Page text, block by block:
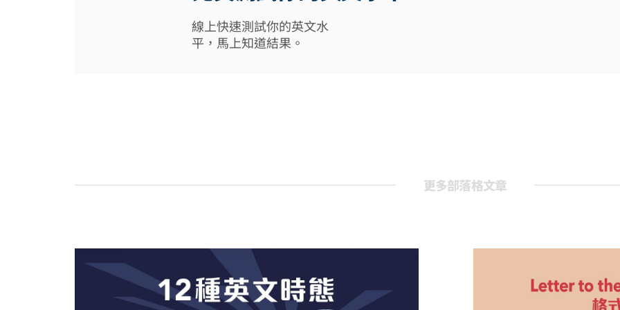
線上快速測試你的英文水
平，馬上知道結果。
更多部落格文章